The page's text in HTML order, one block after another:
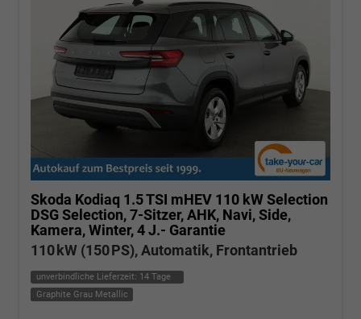
Skoda Kodiaq 1.5 TSI mHEV 110 kW Selection
DSG Selection, 7-Sitzer, AHK, Navi, Side,
Kamera, Winter, 4 J.- Garantie
110 kW (150 PS), Automatik, Frontantrieb
unverbindliche Lieferzeit: 14 Tage
Graphite Grau Metallic